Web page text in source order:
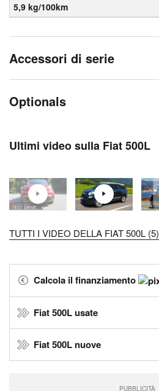
5,9 kg/100km
Accessori di serie
Optionals
Ultimi video sulla Fiat 500L
TUTTI I VIDEO DELLA FIAT 500L (5)
Calcola il finanziamento
Fiat 500L usate
Fiat 500L nuove
PUBBLICITÀ